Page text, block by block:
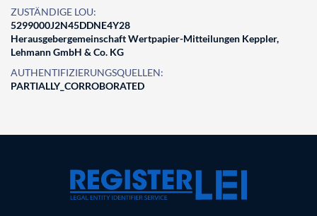
ZUSTÄNDIGE LOU:
5299000J2N45DDNE4Y28
Herausgebergemeinschaft Wertpapier-Mitteilungen Keppler,
Lehmann GmbH & Co. KG
AUTHENTIFIZIERUNGSQUELLEN:
PARTIALLY_CORROBORATED